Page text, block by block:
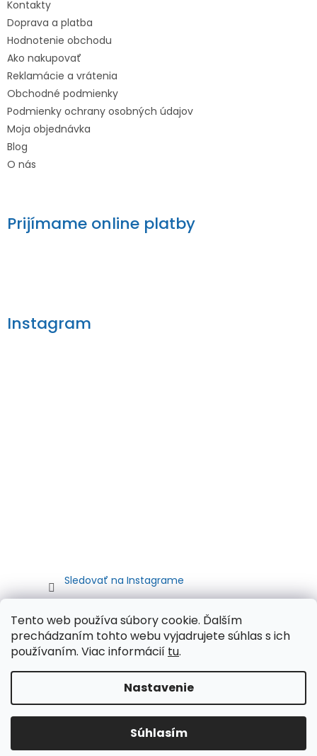
Tento web používa súbory cookie. Ďalším
prechádzaním tohto webu vyjadrujete súhlas s ich
používaním. Viac informácií tu.
Nastavenie
Súhlasím
Kontakty
Doprava a platba
Hodnotenie obchodu
Ako nakupovať
Reklamácie a vrátenia
Obchodné podmienky
Podmienky ochrany osobných údajov
Moja objednávka
Blog
O nás
Prijímame online platby
Instagram
Sledovať na Instagrame
Vytvoril Shoptet
Autometa.sk. Všetky práva vyhradené.